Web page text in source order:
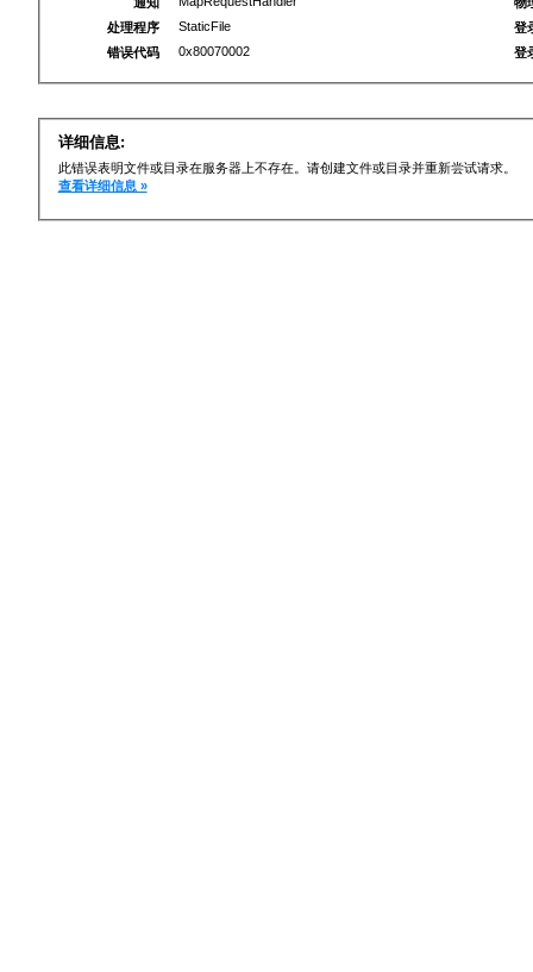
处理程序
StaticFile
错误代码
0x80070002
登
登
详细信息:
此错误表明文件或目录在服务器上不存在。请创建文件或目录并重新尝试请求。
查看详细信息 »